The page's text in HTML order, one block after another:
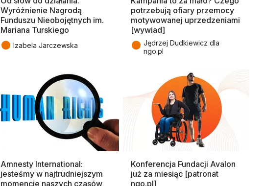
Wyróżnienie Nagrodą
Funduszu Nieobojętnych im.
Mariana Turskiego
● Izabela Jarczewska
potrzebują ofiary przemocy
motywowanej uprzedzeniami
[wywiad]
● Jędrzej Dudkiewicz dla
ngo.pl
Amnesty International:
jesteśmy w najtrudniejszym
momencie naszych czasów
Konferencja Fundacji Avalon
już za miesiąc [patronat
ngo.pl]